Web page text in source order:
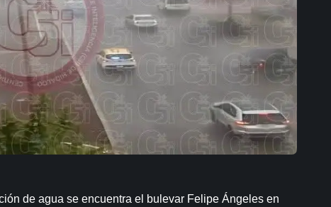
de agua se encuentra el bulevar Felipe Ángeles en